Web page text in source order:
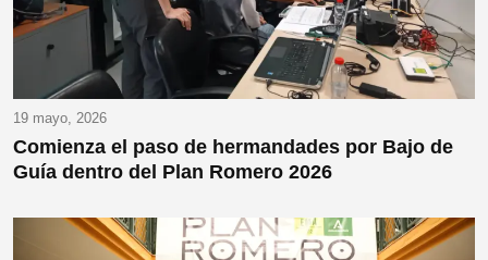
19 mayo, 2026
Comienza el paso de hermandades por Bajo de
Guía dentro del Plan Romero 2026